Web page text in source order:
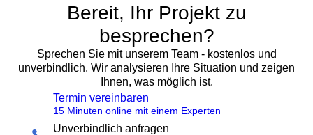
Bereit, Ihr Projekt zu
besprechen?
Sprechen Sie mit unserem Team - kostenlos und
unverbindlich. Wir analysieren Ihre Situation und zeigen
Ihnen, was möglich ist.
Termin vereinbaren
15 Minuten online mit einem Experten
Unverbindlich anfragen